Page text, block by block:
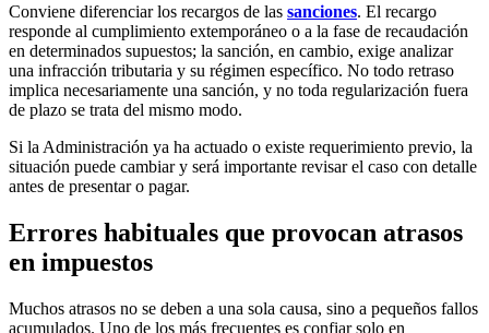
Conviene diferenciar los recargos de las sanciones. El recargo
responde al cumplimiento extemporáneo o a la fase de recaudación
en determinados supuestos; la sanción, en cambio, exige analizar
una infracción tributaria y su régimen específico. No todo retraso
implica necesariamente una sanción, y no toda regularización fuera
de plazo se trata del mismo modo.
Si la Administración ya ha actuado o existe requerimiento previo, la
situación puede cambiar y será importante revisar el caso con detalle
antes de presentar o pagar.
Errores habituales que provocan atrasos
en impuestos
Muchos atrasos no se deben a una sola causa, sino a pequeños fallos
acumulados. Uno de los más frecuentes es confiar solo en